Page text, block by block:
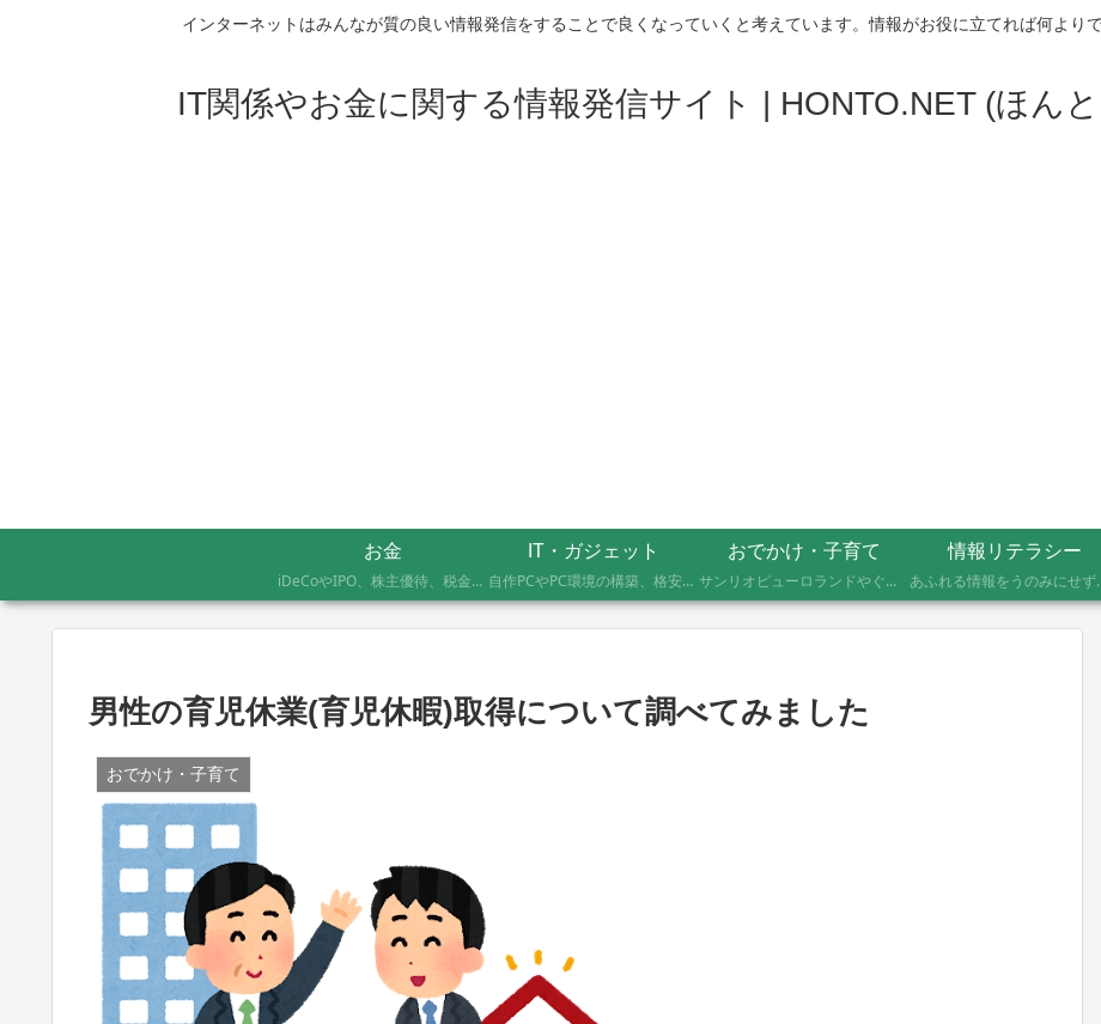
インターネットはみんなが質の良い情報発信をすることで良くなっていくと考えています。情報がお役に立てれば何より
IT関係やお金に関する情報発信サイト | HONTO.NET (ほん
お金
iDeCoやIPO、株主優待、税金のお得な支払い方法まで、AFP資格を持つ管理人が実際に体験したお金の記録です。証券会社の手続きにかかった日数や失敗談など、体験した人にしかわからないリアルな情報をお届けします。
IT・ガジェット
自作PCやPC環境の構築、格安SIMへのMNP乗り換え、便利なソフト・サービスの活用記録です。製品の型番や設定手順、つまずいたポイントまで具体的に記載していますので、同じことをしたい方の参考になれば幸いです。
おでかけ・子育て
サンリオピューロランドやぐりんぱなど、未就学児2人を連れて実際に行ったスポットの体験レポートです。株主優待や割引券でお得に楽しむ方法、子連れならではの持ち物や注意点もあわせて記録しています。
情報リテラシー
あふれる情報をうのみにせず、「これってほんと？」と
男性の育児休業(育児休暇)取得について調べてみました
おでかけ・子育て